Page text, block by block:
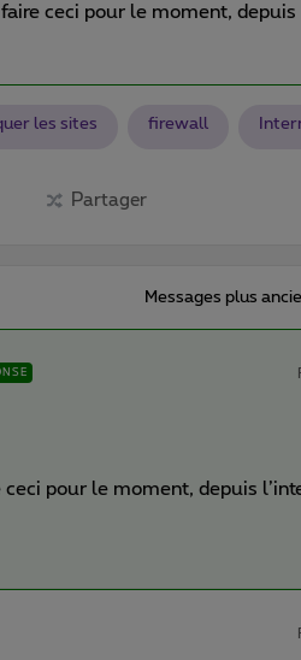
ceci pour le moment, depuis
les sites firewall
Partager
Messages plus
ceci pour le moment, depuis